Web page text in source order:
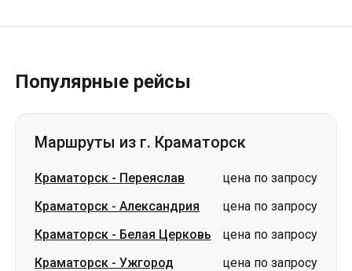
Популярные рейсы
Маршруты из г. Краматорск
Краматорск - Переяслав
цена по запросу
Краматорск - Александрия
цена по запросу
Краматорск - Белая Церковь
цена по запросу
Краматорск - Ужгород
цена по запросу